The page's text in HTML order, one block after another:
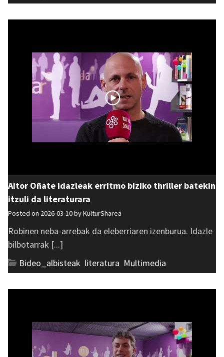
Aitor Oñate idazleak erritmo biziko thriller batekin
itzuli da literaturara
Posted on 2026-03-10 byKulturSharea
Robinen neba-arrebak da eleberriaren izenburua. Idazle
bilbotarrak [...]
Bideo_albisteak literatura Multimedia